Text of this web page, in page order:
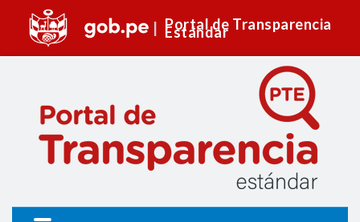
Portal de Transparencia
Estándar